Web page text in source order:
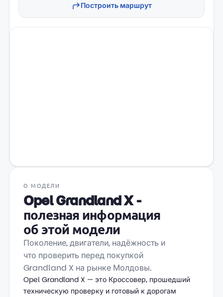
Построить маршрут
О МОДЕЛИ
Opel Grandland X -
полезная информация
об этой модели
Поколение, двигатели, надёжность и
что проверить перед покупкой
Grandland X на рынке Молдовы.
Opel Grandland X — это Кроссовер, прошедший
техническую проверку и готовый к дорогам